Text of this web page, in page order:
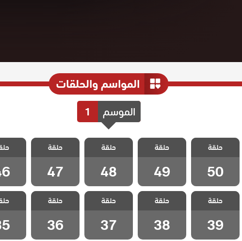
المواسم والحلقات
الموسم 1
مسلسل اضنالي
الحلقة 50
حلقة
50
مسلسل اضنالي
الحلقة 49
حلقة
49
مسلسل اضنالي
الحلقة 48
حلقة
48
مسلسل اضنالي
الحلقة 47
حلقة
47
مسلسل
مسلسل اضنالي
الحلقة 39
حلقة
39
مسلسل اضنالي
الحلقة 38
حلقة
38
مسلسل اضنالي
الحلقة 37
حلقة
37
مسلسل اضنالي
الحلقة 36
حلقة
36
مسلسل